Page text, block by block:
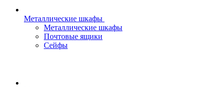
Металлические шкафы
Металлические шкафы
Почтовые ящики
Сейфы